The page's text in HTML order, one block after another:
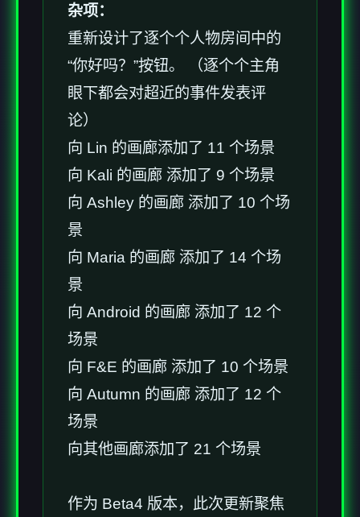
杂项：
重新设计了逐个个人物房间中的
“你好吗？”按钮。 （逐个个主角
眼下都会对超近的事件发表评
论）
向 Lin 的画廊添加了 11 个场景
向 Kali 的画廊 添加了 9 个场景
向 Ashley 的画廊 添加了 10 个场
景
向 Maria 的画廊 添加了 14 个场
景
向 Android 的画廊 添加了 12 个
场景
向 F&E 的画廊 添加了 10 个场景
向 Autumn 的画廊 添加了 12 个
场景
向其他画廊添加了 21 个场景
作为 Beta4 版本，此次更新聚焦